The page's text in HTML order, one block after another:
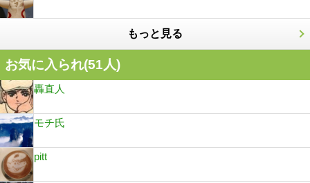
もっと見る
お気に入られ(51人)
轟直人
モチ氏
pitt